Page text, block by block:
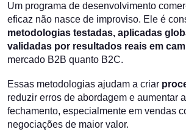
Um programa de desenvolvimento
eficaz não nasce de improviso. Ele é
metodologias testadas, aplicadas
validadas por resultados reais em
mercado B2B quanto B2C.
Essas metodologias ajudam a criar
reduzir erros de abordagem e aumentar
fechamento, especialmente em vendas
negociações de maior valor.